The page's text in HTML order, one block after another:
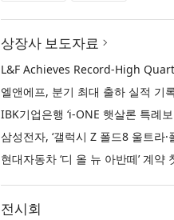
상장사 보도자료
IBK기업은행 ‘i-ONE 햇살론 특례보
전시회